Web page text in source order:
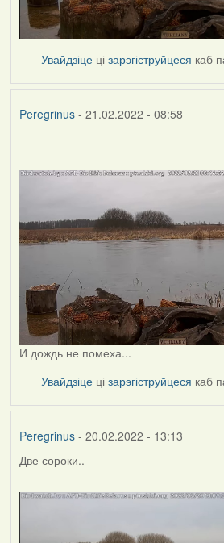
Увайдзіце цізарэгіструйцеся каб
Peregrinus- 21.02.2022 - 08:58
И дождь не помеха...
Увайдзіце цізарэгіструйцеся каб
Peregrinus- 20.02.2022 - 13:13
Две сороки..